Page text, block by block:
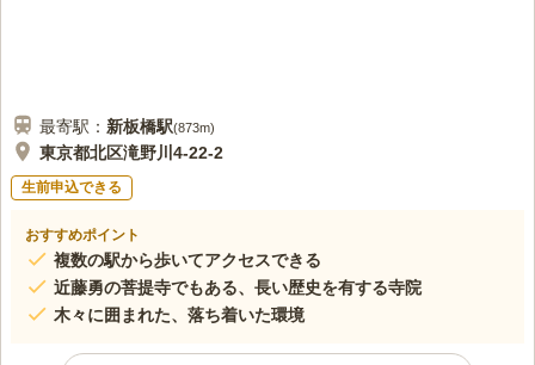
最寄駅： 新板橋駅(873m)
東京都北区滝野川4-22-2
生前申込できる
おすすめポイント
複数の駅から歩いてアクセスできる
近藤勇の菩提寺でもある、長い歴史を有する寺院
木々に囲まれた、落ち着いた環境